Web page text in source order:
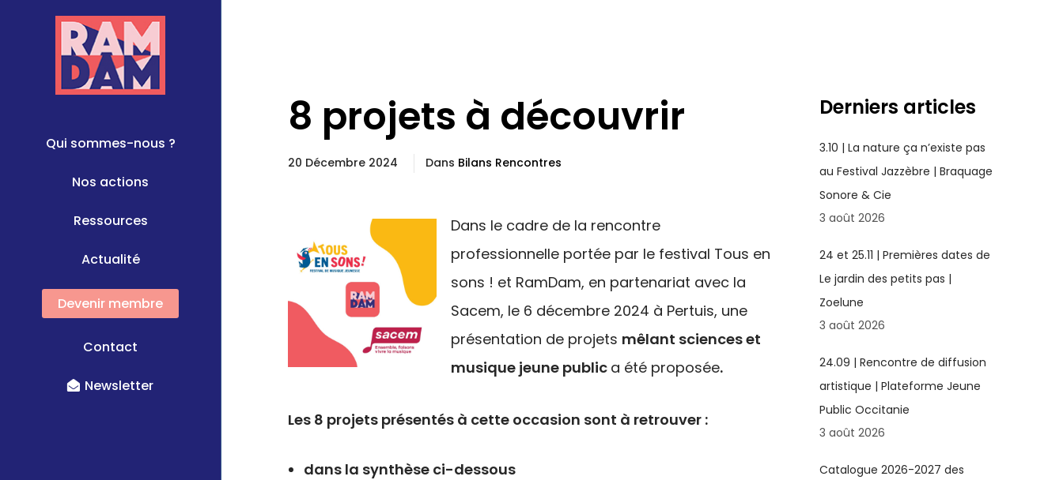
Qui sommes-nous ?
Nos actions
Ressources
Actualité
Devenir membre
Contact
Newsletter
8 projets à découvrir
20 Décembre 2024 Dans Bilans Rencontres
Dans le cadre de la rencontre
professionnelle portée par le festival Tous en
sons ! et RamDam, en partenariat avec la
Sacem, le 6 décembre 2024 à Pertuis, une
présentation de projets mêlant sciences et
musique jeune public a été proposée.
Les 8 projets présentés à cette occasion sont à retrouver :
dans la synthèse ci-dessous
Derniers articles
3.10 | La nature ça n’existe pas
au Festival Jazzèbre | Braquage
Sonore & Cie
3 août 2026
24 et 25.11 | Premières dates de
Le jardin des petits pas |
Zoelune
3 août 2026
24.09 | Rencontre de diffusion
artistique | Plateforme Jeune
Public Occitanie
3 août 2026
Catalogue 2026-2027 des